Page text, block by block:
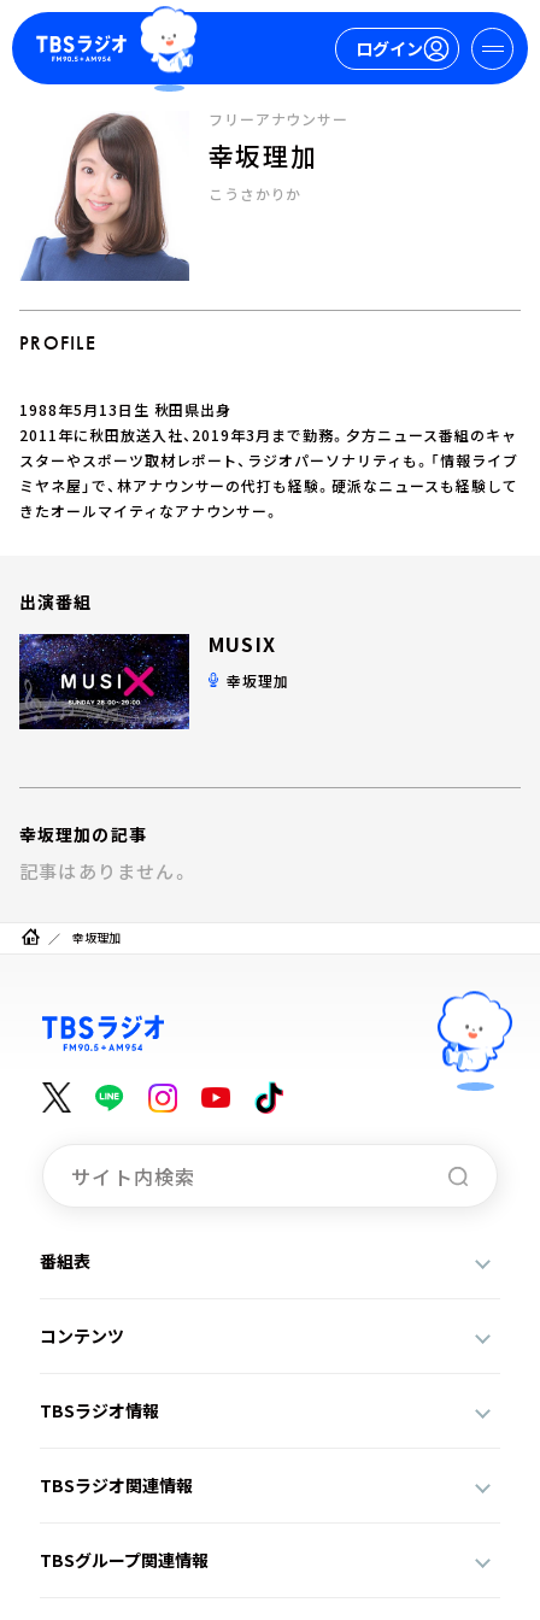
ログイン
マイページ
ログイン
今日の番組表
週間番組表
トピックス
TBS Podcast
YouTube
会社情報
フリーアナウンサー
幸坂理加
こうさかりか
PROFILE
1988年5月13日生 秋田県出身
2011年に秋田放送入社、2019年3月まで勤務。夕方ニュース番組のキャ
スターやスポーツ取材レポート、ラジオパーソナリティも。「情報ライブ
ミヤネ屋」で、林アナウンサーの代打も経験。硬派なニュースも経験して
きたオールマイティなアナウンサー。
出演番組
MUSIX
幸坂理加
幸坂理加の記事
記事はありません。
幸坂理加
番組表
コンテンツ
TBSラジオ情報
TBSラジオ関連情報
TBSグループ関連情報